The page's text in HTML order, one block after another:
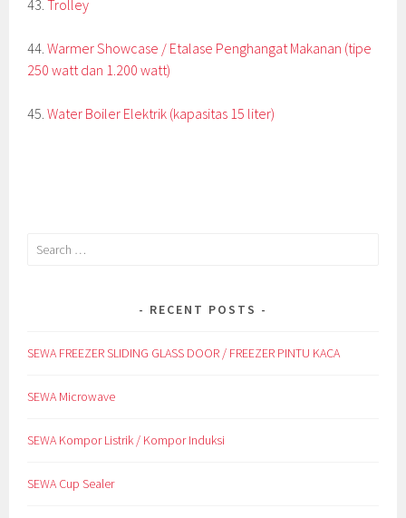
43.Trolley
44.Warmer Showcase / Etalase Penghangat Makanan (tipe
250 watt dan 1.200 watt)
45.Water Boiler Elektrik (kapasitas 15 liter)
Search
RECENT POSTS
SEWA FREEZER SLIDING GLASS DOOR / FREEZER PINTU KACA
SEWA Microwave
SEWA Kompor Listrik / Kompor Induksi
SEWA Cup Sealer